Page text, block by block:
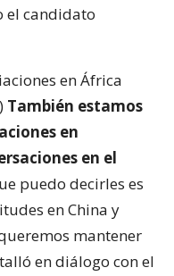
el candidato
en África
También estamos
en
en el
puedo decirles es
en China y
mantener
en diálogo con el